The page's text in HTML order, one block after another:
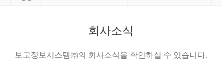
회사소식
보고정보시스템㈜의 회사소식을 확인하실 수 있습니다.